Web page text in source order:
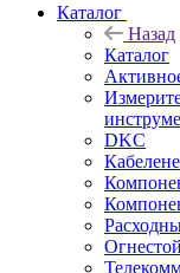
Каталог
Назад
Каталог
DKC